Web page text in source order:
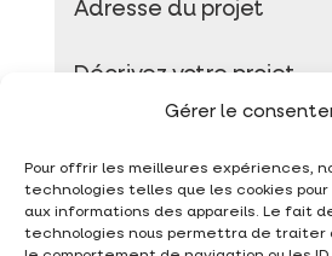
Gérer le
Pour offrir les meilleures expériences,
technologies telles que les cookies
aux informations des appareils. Le fait
technologies nous permettra de traiter